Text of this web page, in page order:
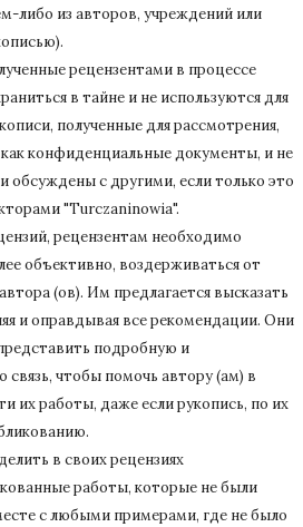
либо из авторов, учреждений или
рецензентами в процессе
в тайне и не используются для
полученные для рассмотрения,
конфиденциальные документы, и не
обсуждены с другими, если только это
"Turczaninowia".
рецензентам необходимо
объективно, воздерживаться от
(ов). Им предлагается высказать
и оправдывая все рекомендации. Они
подробную и
чтобы помочь автору (ам) в
их работы, даже если рукопись, по их
в своих рецензиях
работы, которые не были
с любыми примерами, где не было